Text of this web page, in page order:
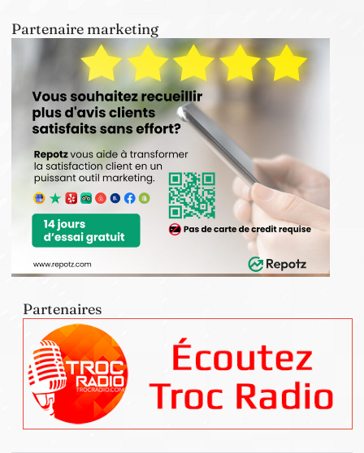
Partenaire marketing
Partenaires